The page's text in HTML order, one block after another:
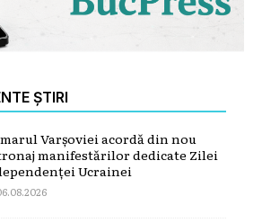
ȘTIRI
Varșoviei acordă din nou
manifestărilor dedicate Zilei
Ucrainei